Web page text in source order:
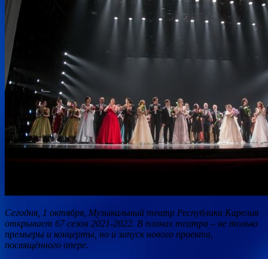
Сегодня, 1 октября, Музыкальный театр Республики Карелия
открывает 67 сезон 2021-2022. В планах театра – не только
премьеры и концерты, но и запуск нового проекта,
посвящённого опере.